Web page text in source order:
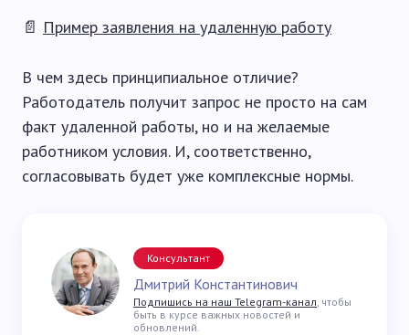
📄 Пример заявления на удаленную работу
В чем здесь принципиальное отличие?
Работодатель получит запрос не просто на сам
факт удаленной работы, но и на желаемые
работником условия. И, соответственно,
согласовывать будет уже комплексные нормы.
Консультант
Дмитрий Константинович
Подпишись на наш Telegram-канал, чтобы
быть в курсе важных новостей и
обновлений.